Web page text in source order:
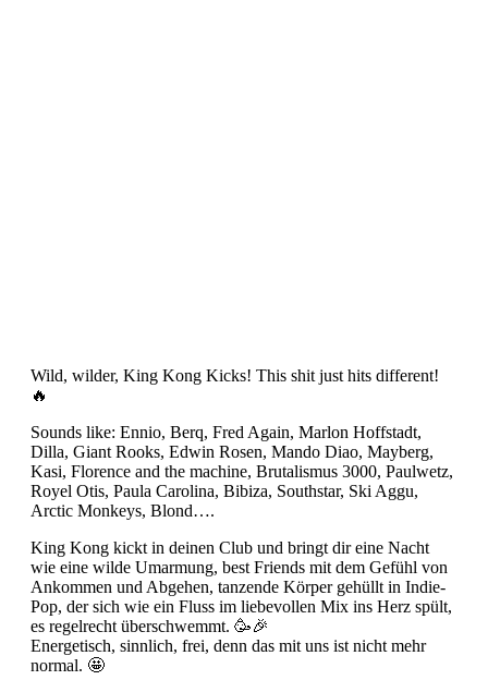
Wild, wilder, King Kong Kicks! This shit just hits different!
🔥
Sounds like: Ennio, Berq, Fred Again, Marlon Hoffstadt,
Dilla, Giant Rooks, Edwin Rosen, Mando Diao, Mayberg,
Kasi, Florence and the machine, Brutalismus 3000, Paulwetz,
Royel Otis, Paula Carolina, Bibiza, Southstar, Ski Aggu,
Arctic Monkeys, Blond….
King Kong kickt in deinen Club und bringt dir eine Nacht
wie eine wilde Umarmung, best Friends mit dem Gefühl von
Ankommen und Abgehen, tanzende Körper gehüllt in Indie-
Pop, der sich wie ein Fluss im liebevollen Mix ins Herz spült,
es regelrecht überschwemmt. 🥳🎉
Energetisch, sinnlich, frei, denn das mit uns ist nicht mehr
normal. 🤩